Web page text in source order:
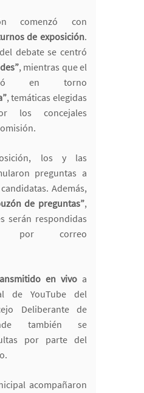
comenzó con
de exposición.
debate se centró
, mientras que el
en torno
, temáticas elegidas
los concejales
los y las
preguntas a
Además,
de preguntas”,
serán respondidas
por correo
en vivo a
de YouTube del
Deliberante de
también se
por parte del
acompañaron